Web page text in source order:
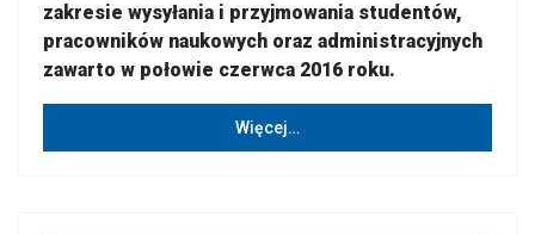
zakresie wysyłania i przyjmowania studentów,
pracowników naukowych oraz administracyjnych
zawarto w połowie czerwca 2016 roku.
Więcej…